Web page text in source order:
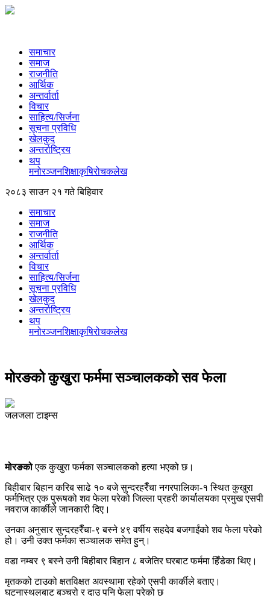
समाचार
समाज
राजनीति
आर्थिक
अन्तर्वार्ता
विचार
साहित्य/सिर्जना
सूचना प्रविधि
खेलकुद
अन्तर्राष्ट्रिय
थप
मनोरञ्‍जनशिक्षाकृषिरोचकलेख
२०८३ साउन २१ गते बिहिवार
समाचार
समाज
राजनीति
आर्थिक
अन्तर्वार्ता
विचार
साहित्य/सिर्जना
सूचना प्रविधि
खेलकुद
अन्तर्राष्ट्रिय
थप
मनोरञ्‍जनशिक्षाकृषिरोचकलेख
मोरङको कुखुरा फर्ममा सञ्चालकको सव फेला
जलजला टाइम्स
मोरङकोएक कुखुरा फर्मका सञ्चालकको हत्या भएको छ।
बिहीबार बिहान करिब साढे १० बजे सुन्दरहरैँचा नगरपालिका-१ स्थित कुखुरा
फर्मभित्र एक पुरूषको शव फेला परेको जिल्ला प्रहरी कार्यालयका प्रमुख एसपी
नवराज कार्कीले जानकारी दिए।
उनका अनुसार सुन्दरहरैँचा-९ बस्ने ४९ वर्षीय सहदेव बजगाईंको शव फेला परेको
हो। उनी उक्त फर्मका सञ्चालक समेत हुन्।
वडा नम्बर ९ बस्ने उनी बिहीबार बिहान ८ बजेतिर घरबाट फर्ममा हिँडेका थिए।
मृतकको टाउको क्षतविक्षत अवस्थामा रहेको एसपी कार्कीले बताए।
घटनास्‍थलबाट बञ्चरो र दाउ पनि फेला परेको छ